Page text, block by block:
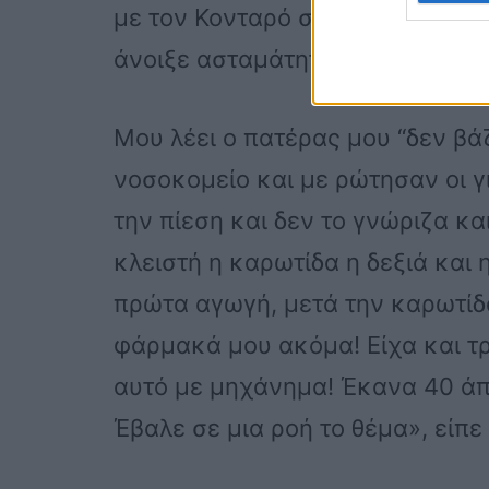
με τον Κονταρό στο Ρέθυμνο,
άνοιξε ασταμάτητα η μύτη.
Μου λέει ο πατέρας μου “δεν
νοσοκομείο και με ρώτησαν οι
την πίεση και δεν το γνώριζα
κλειστή η καρωτίδα η δεξιά
πρώτα αγωγή, μετά την
φάρμακά μου ακόμα! Είχα και
αυτό με μηχάνημα! Έκανα 40
Έβαλε σε μια ροή το θέμα»,